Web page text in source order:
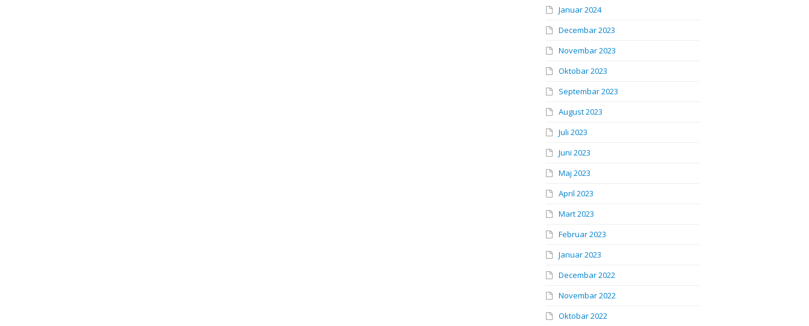
Januar 2024
Decembar 2023
Novembar 2023
Oktobar 2023
Septembar 2023
August 2023
Juli 2023
Juni 2023
Maj 2023
April 2023
Mart 2023
Februar 2023
Januar 2023
Decembar 2022
Novembar 2022
Oktobar 2022